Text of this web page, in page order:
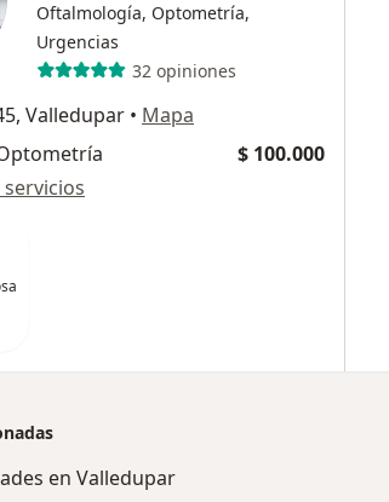
Oftalmología, Optometría,
Urgencias
32 opiniones
Valledupar • Mapa
$ 100.000
en Valledupar